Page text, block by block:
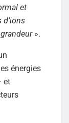
et
».
énergies
et